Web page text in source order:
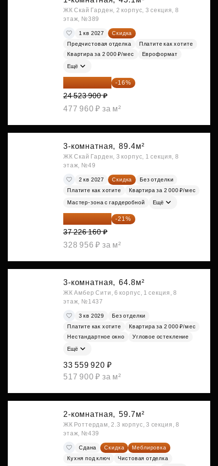
ЖК Скай Гарден, 2 корпус, 3 секция, 8
этаж, №389
1 кв 2027
Скидка
Предчистовая отделка
Платите как хотите
Квартира за 2 000 ₽/мес
Евроформат
Ещё
20 600 076 ₽ -16%
24 523 900 ₽
477 960 ₽ за м²
3-комнатная, 89.4м²
ЖК Скай Гарден, 3 корпус, 1 секция, 8
этаж, №49
2 кв 2027 Скидка
Без отделки
Платите как хотите
Квартира за 2 000 ₽/мес
Мастер-зона с гардеробной Ещё
29 408 666 ₽ -21%
37 226 160 ₽
328 956 ₽ за м²
3-комнатная, 64.8м²
ЖК Амбер Сити, 6 корпус, 1 секция, 8
этаж, №1437
3 кв 2029
Без отделки
Платите как хотите
Квартира за 2 000 ₽/мес
Нестандартное окно
Угловое остекление
Ещё
33 559 920 ₽
517 900 ₽ за м²
2-комнатная, 59.7м²
ЖК Роттердам, 2.3 корпус, 3 секция, 8
этаж, №439
Сдана Скидка
Меблировка
Кухня под ключ
Чистовая отделка